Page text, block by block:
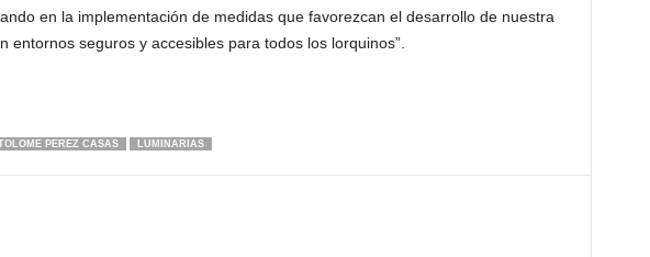
en la implementación de medidas que favorezcan el desarrollo de nuestra
entornos seguros y accesibles para todos los lorquinos”.
PEREZ CASAS LUMINARIAS